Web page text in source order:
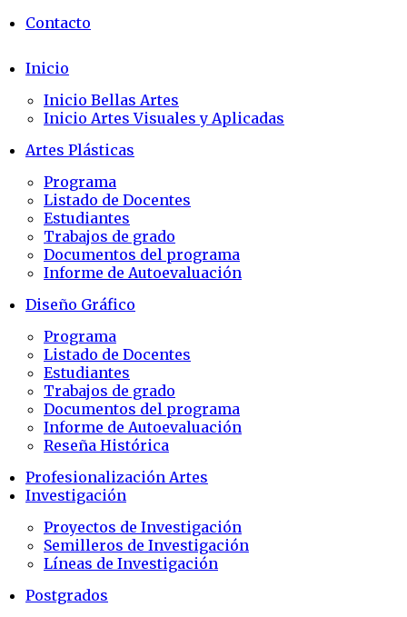
Contacto
Inicio
Inicio Bellas Artes
Inicio Artes Visuales y Aplicadas
Artes Plásticas
Programa
Listado de Docentes
Estudiantes
Trabajos de grado
Documentos del programa
Informe de Autoevaluación
Diseño Gráfico
Programa
Listado de Docentes
Estudiantes
Trabajos de grado
Documentos del programa
Informe de Autoevaluación
Reseña Histórica
Profesionalización Artes
Investigación
Proyectos de Investigación
Semilleros de Investigación
Líneas de Investigación
Postgrados